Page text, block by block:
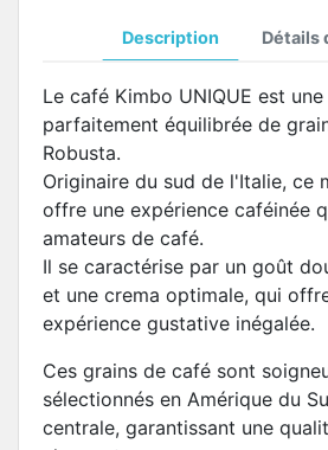
Description Détails
Le café Kimbo UNIQUE est
parfaitement équilibrée de
Robusta.
Originaire du sud de l'Italie, ce
offre une expérience caféinée
amateurs de café.
Il se caractérise par un goût
et une crema optimale, qui
expérience gustative inégalée.
Ces grains de café sont
sélectionnés en Amérique du
centrale, garantissant une